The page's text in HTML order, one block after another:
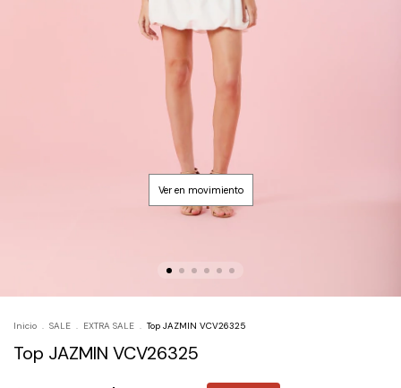
Inicio . SALE . EXTRA SALE . Top JAZMIN VCV26325
Top JAZMIN VCV26325